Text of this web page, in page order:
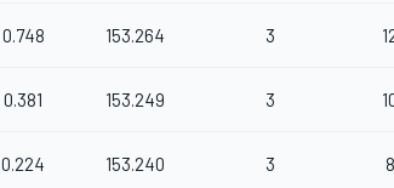
0.748 153.264 3
0.381 153.249 3
0.224 153.240 3 8